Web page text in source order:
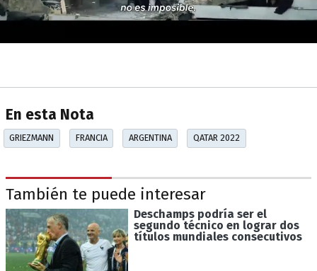
En esta Nota
GRIEZMANN FRANCIA ARGENTINA QATAR 2022
También te puede interesar
Deschamps podría ser el
segundo técnico en lograr dos
títulos mundiales consecutivos